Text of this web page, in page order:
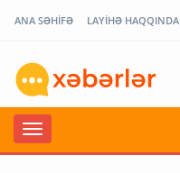
ANA SƏHİFƏ LAYİHƏ HAQQINDA